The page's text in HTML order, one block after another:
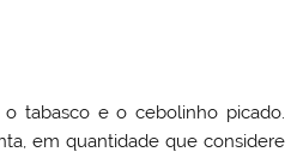
tabasco e o cebolinho picado.
em quantidade que considere